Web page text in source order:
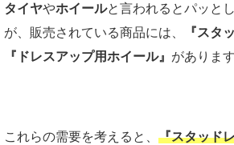
タイヤやホイールと言われるとパッと
が、販売されている商品には、
『スタ
『ドレスアップ用ホイール』 があります
これらの需要を考えると、 『スタッド